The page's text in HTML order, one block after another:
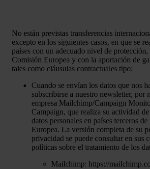
No están previstas transferencias
excepto en los siguientes casos, en que se
países con un adecuado nivel de
Comisión Europea y con la aportación de
tales como cláusulas contractuales tipo:
Cuando se envían los datos que nos
subscribirse a nuestro newsletter, por
empresa Mailchimp/Campaign
Campaign, que realiza su actividad
datos personales en países terceros
Europea. La versión completa de su
privacidad se puede consultar en sus
políticas sobre el tratamiento de los
Mailchimp: https://